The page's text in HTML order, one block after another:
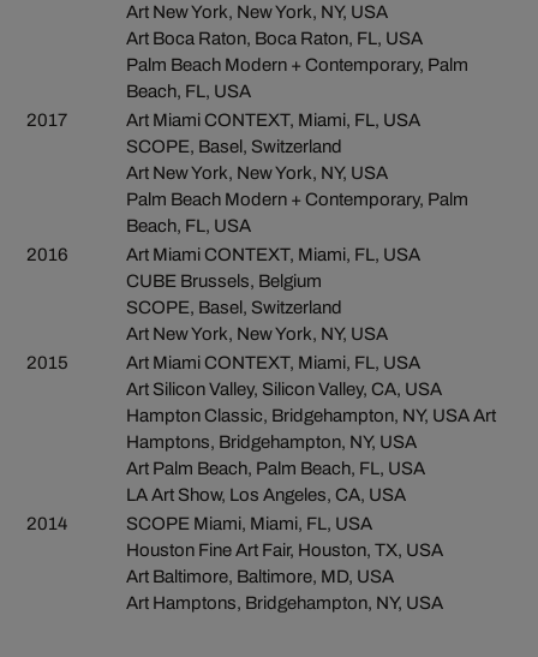
Art New York, New York, NY, USA
Art Boca Raton, Boca Raton, FL, USA
Palm Beach Modern + Contemporary, Palm
Beach, FL, USA
2017
Art Miami CONTEXT, Miami, FL, USA
SCOPE, Basel, Switzerland
Art New York, New York, NY, USA
Palm Beach Modern + Contemporary, Palm
Beach, FL, USA
2016
Art Miami CONTEXT, Miami, FL, USA
CUBE Brussels, Belgium
SCOPE, Basel, Switzerland
Art New York, New York, NY, USA
2015
Art Miami CONTEXT, Miami, FL, USA
Art Silicon Valley, Silicon Valley, CA, USA
Hampton Classic, Bridgehampton, NY, USA Art
Hamptons, Bridgehampton, NY, USA
Art Palm Beach, Palm Beach, FL, USA
LA Art Show, Los Angeles, CA, USA
2014
SCOPE Miami, Miami, FL, USA
Houston Fine Art Fair, Houston, TX, USA
Art Baltimore, Baltimore, MD, USA
Art Hamptons, Bridgehampton, NY, USA